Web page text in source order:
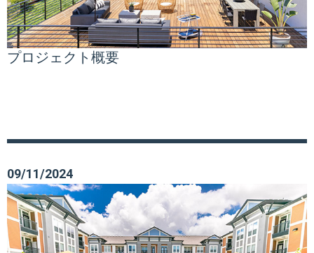
プロジェクト概要
09/11/2024